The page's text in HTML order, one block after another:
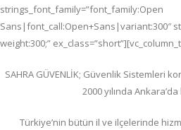
strings_font_family=”font_family:Open
Sans|font_call:Open+Sans|variant:300″
weight:300;”
SAHRA GÜVENLİK; Güvenlik Sistemleri
2000 yılında
Türkiye’nin bütün il ve ilçelerinde